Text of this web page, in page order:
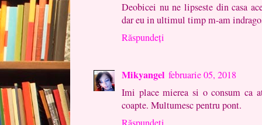
Deobicei nu ne lipseste din casa
dar eu in ultimul timp m-am
Răspundeți
Mikyangel februarie 05, 2018
Imi place mierea si o consum ca
coapte. Multumesc pentru pont.